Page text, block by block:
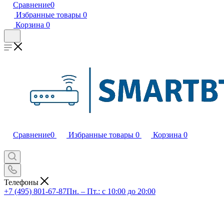
Сравнение0
Избранные товары 0
Корзина 0
Сравнение0 Избранные товары 0 Корзина 0
Телефоны
+7 (495) 801-67-87Пн. – Пт.: с 10:00 до 20:00